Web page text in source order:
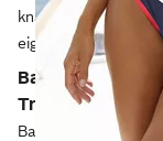
knapperen
eignen.
Badeanzüge und
Tragekomfort
Bademode sollte